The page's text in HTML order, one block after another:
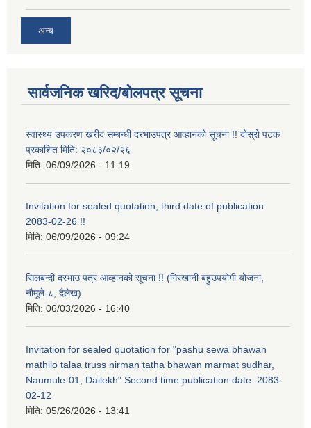
अन्य
सार्वजनिक खरिद/बोलपत्र सूचना
स्वास्थ्य उपकरण खरीद सम्बन्धी दरभाउपत्र आव्हानको सूचना !! दोस्रो पटक
प्रकाशित मिति: २०८३/०२/२६
मिति: 06/09/2026 - 11:19
Invitation for sealed quotation, third date of publication
2083-02-26 !!
मिति: 06/09/2026 - 09:24
सिलबन्दी दरभाउ पत्र आव्हानको सूचना !! (गिरखानी बहुउपयोगी योजना,
नौमूले-८, दैलेख)
मिति: 06/03/2026 - 16:40
Invitation for sealed quotation for "pashu sewa bhawan
mathilo talaa truss nirman tatha bhawan marmat sudhar,
Naumule-01, Dailekh" Second time publication date: 2083-
02-12
मिति: 05/26/2026 - 13:41